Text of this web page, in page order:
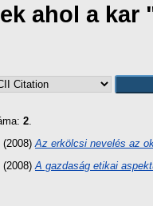
ahol a kar
2.
(2008) Az erkölcsi nevelés az
(2008) A gazdaság etikai